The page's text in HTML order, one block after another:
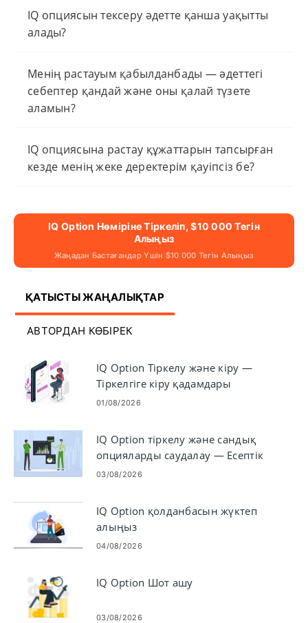
IQ опциясын тексеру әдетте қанша уақытты
алады?
Менің растауым қабылданбады — әдеттегі
себептер қандай және оны қалай түзете
аламын?
IQ опциясына растау құжаттарын тапсырған
кезде менің жеке деректерім қауіпсіз бе?
IQ Option Нөміріне Тіркеліп, $10 000 Тегін
Алыңыз
Жаңадан Бастағандар Үшін $10 000 Тегін Алыңыз
ҚАТЫСТЫ ЖАҢАЛЫҚТАР
АВТОРДАН КӨБІРЕК
IQ Option Тіркелу және кіру —
Тіркелгіге кіру қадамдары
01/08/2026
IQ Option тіркелу және сандық
опцияларды саудалау — Есептік
жазба қадамдары
03/08/2026
IQ Option қолданбасын жүктеп
алыңыз
04/08/2026
IQ Option Шот ашу
03/08/2026